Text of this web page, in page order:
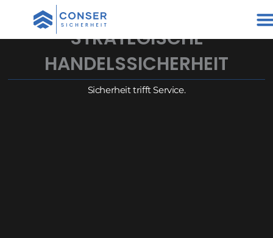
springen
STRATEGISCHE
HANDELSSICHERHEIT
Sicherheit trifft Service.